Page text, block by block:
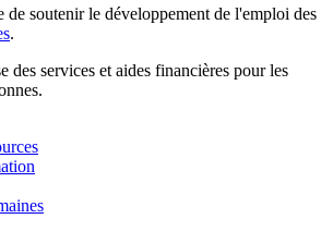
soutenir le développement de l'emploi des
.
des services et aides financières pour les